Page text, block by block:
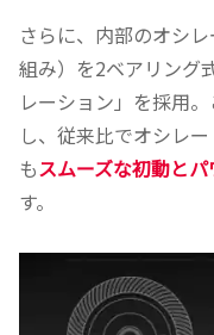
さらに、内部のオシ
組み）を2ベアリング
レーション」を採用
し、従来比でオシレ
もスムーズな初動と
す。